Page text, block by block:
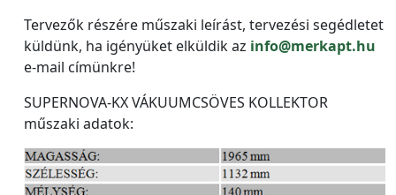
Tervezők részére műszaki leírást, tervezési segédletet
küldünk, ha igényüket elküldik az info@merkapt.hu
e-mail címünkre!
SUPERNOVA-KX VÁKUUMCSÖVES KOLLEKTOR
műszaki adatok: